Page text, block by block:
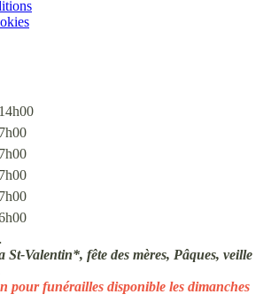
St-Valentin*, fête des mères, Pâques, veille
pour funérailles disponible les dimanches